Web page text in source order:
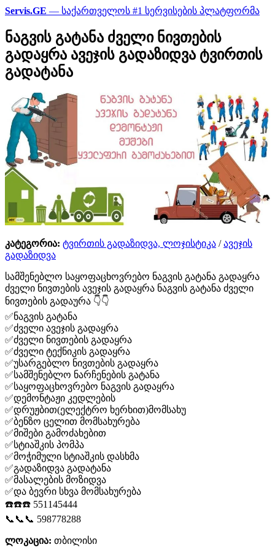
Servis.GE — საქართველოს #1 სერვისების პლატფორმა
ნაგვის გატანა ძველი ნივთების
გადაყრა ავეჯის გადაზიდვა ტვირთის
გადატანა
კატეგორია: ტვირთის გადაზიდვა, ლოჯისტიკა /ავეჯის
გადაზიდვა
სამშენებლო საყოფაცხოვრებო ნაგვის გატანა გადაყრა
ძველი ნივთების ავეჯის გადაყრა ნაგვის გატანა ძველი
ნივთების გადაურა 👇👇
✅ნაგვის გატანა
✅ძველი ავეჯის გადაყრა
✅ძველი ნივთების გადაყრა
✅ძველი ტექნიკის გადაყრა
✅უსარგებლო ნივთების გადაყრა
✅სამშენებლო ნარჩენების გატანა
✅საყოფაცხოვრებო ნაგვის გადაყრა
✅დემონტაჟი კედლების
✅დრუჟბით(ელექტრო ხერხით)მომსახუ
✅ბენზო ცელით მომსახურება
✅მიშები გამოძახებით
✅სტიაშკის პომპა
✅მოჭიმული სტიაშკის დასხმა
✅გადაზიდვა გადატანა
✅მასალების მოზიდვა
✅და ბევრი სხვა მომსახურება
☎️☎️☎️ 551145444
📞📞📞 598778288
ლოკაცია: თბილისი